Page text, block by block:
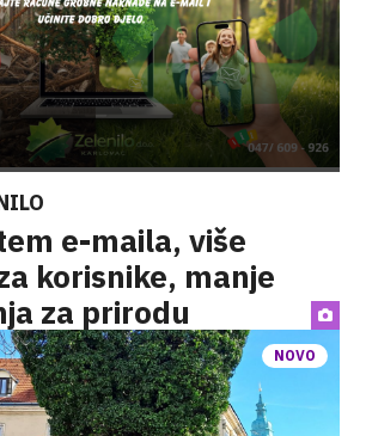
e-maila, više
korisnike, manje
za prirodu
NOVO